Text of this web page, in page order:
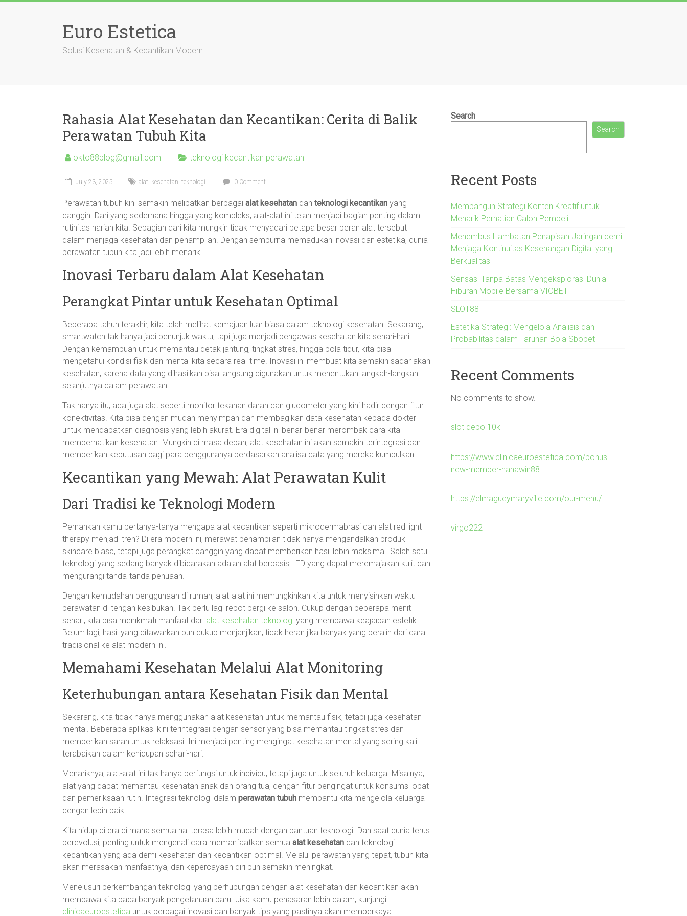
Euro Estetica
Solusi Kesehatan & Kecantikan Modern
Rahasia Alat Kesehatan dan Kecantikan: Cerita di Balik
Perawatan Tubuh Kita
okto88blog@gmail.com teknologi kecantikan perawatan
July 23, 2025 alat, kesehatan, teknologi 0 Comment
Perawatan tubuh kini semakin melibatkan berbagai alat kesehatan dan teknologi kecantikan yang
canggih. Dari yang sederhana hingga yang kompleks, alat-alat ini telah menjadi bagian penting dalam
rutinitas harian kita. Sebagian dari kita mungkin tidak menyadari betapa besar peran alat tersebut
dalam menjaga kesehatan dan penampilan. Dengan sempurna memadukan inovasi dan estetika, dunia
perawatan tubuh kita jadi lebih menarik.
Inovasi Terbaru dalam Alat Kesehatan
Perangkat Pintar untuk Kesehatan Optimal
Beberapa tahun terakhir, kita telah melihat kemajuan luar biasa dalam teknologi kesehatan. Sekarang,
smartwatch tak hanya jadi penunjuk waktu, tapi juga menjadi pengawas kesehatan kita sehari-hari.
Dengan kemampuan untuk memantau detak jantung, tingkat stres, hingga pola tidur, kita bisa
mengetahui kondisi fisik dan mental kita secara real-time. Inovasi ini membuat kita semakin sadar akan
kesehatan, karena data yang dihasilkan bisa langsung digunakan untuk menentukan langkah-langkah
selanjutnya dalam perawatan.
Tak hanya itu, ada juga alat seperti monitor tekanan darah dan glucometer yang kini hadir dengan fitur
konektivitas. Kita bisa dengan mudah menyimpan dan membagikan data kesehatan kepada dokter
untuk mendapatkan diagnosis yang lebih akurat. Era digital ini benar-benar merombak cara kita
memperhatikan kesehatan. Mungkin di masa depan, alat kesehatan ini akan semakin terintegrasi dan
memberikan keputusan bagi para penggunanya berdasarkan analisa data yang mereka kumpulkan.
Kecantikan yang Mewah: Alat Perawatan Kulit
Dari Tradisi ke Teknologi Modern
Pernahkah kamu bertanya-tanya mengapa alat kecantikan seperti mikrodermabrasi dan alat red light
therapy menjadi tren? Di era modern ini, merawat penampilan tidak hanya mengandalkan produk
skincare biasa, tetapi juga perangkat canggih yang dapat memberikan hasil lebih maksimal. Salah satu
teknologi yang sedang banyak dibicarakan adalah alat berbasis LED yang dapat meremajakan kulit dan
mengurangi tanda-tanda penuaan.
Dengan kemudahan penggunaan di rumah, alat-alat ini memungkinkan kita untuk menyisihkan waktu
perawatan di tengah kesibukan. Tak perlu lagi repot pergi ke salon. Cukup dengan beberapa menit
sehari, kita bisa menikmati manfaat dari alat kesehatan teknologi yang membawa keajaiban estetik.
Belum lagi, hasil yang ditawarkan pun cukup menjanjikan, tidak heran jika banyak yang beralih dari cara
tradisional ke alat modern ini.
Memahami Kesehatan Melalui Alat Monitoring
Keterhubungan antara Kesehatan Fisik dan Mental
Sekarang, kita tidak hanya menggunakan alat kesehatan untuk memantau fisik, tetapi juga kesehatan
mental. Beberapa aplikasi kini terintegrasi dengan sensor yang bisa memantau tingkat stres dan
memberikan saran untuk relaksasi. Ini menjadi penting mengingat kesehatan mental yang sering kali
terabaikan dalam kehidupan sehari-hari.
Menariknya, alat-alat ini tak hanya berfungsi untuk individu, tetapi juga untuk seluruh keluarga. Misalnya,
alat yang dapat memantau kesehatan anak dan orang tua, dengan fitur pengingat untuk konsumsi obat
dan pemeriksaan rutin. Integrasi teknologi dalam perawatan tubuh membantu kita mengelola keluarga
dengan lebih baik.
Kita hidup di era di mana semua hal terasa lebih mudah dengan bantuan teknologi. Dan saat dunia terus
berevolusi, penting untuk mengenali cara memanfaatkan semua alat kesehatan dan teknologi
kecantikan yang ada demi kesehatan dan kecantikan optimal. Melalui perawatan yang tepat, tubuh kita
akan merasakan manfaatnya, dan kepercayaan diri pun semakin meningkat.
Menelusuri perkembangan teknologi yang berhubungan dengan alat kesehatan dan kecantikan akan
membawa kita pada banyak pengetahuan baru. Jika kamu penasaran lebih dalam, kunjungi
clinicaeuroestetica untuk berbagai inovasi dan banyak tips yang pastinya akan memperkaya
Search
Search
Recent Posts
Membangun Strategi Konten Kreatif untuk
Menarik Perhatian Calon Pembeli
Menembus Hambatan Penapisan Jaringan demi
Menjaga Kontinuitas Kesenangan Digital yang
Berkualitas
Sensasi Tanpa Batas Mengeksplorasi Dunia
Hiburan Mobile Bersama VIOBET
SLOT88
Estetika Strategi: Mengelola Analisis dan
Probabilitas dalam Taruhan Bola Sbobet
Recent Comments
No comments to show.
slot depo 10k
https://www.clinicaeuroestetica.com/bonus-
new-member-hahawin88
https://elmagueymaryville.com/our-menu/
virgo222